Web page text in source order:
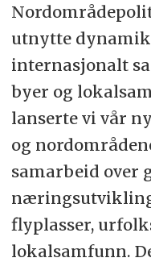
utnytte
internasjonalt
byer og
lanserte vi vår
og
samarbeid over
næringsutvikling
flyplasser,
lokalsamfunn.